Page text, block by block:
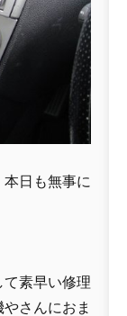
日も無事に
素早い修理
さんにおま